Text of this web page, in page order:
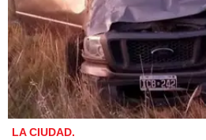
LA CIUDAD.